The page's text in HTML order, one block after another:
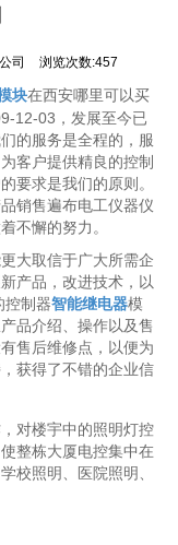
司 浏览次数:457
块在西安哪里可以买
12-03，发展至今已
的服务是全程的，服
客户提供精良的控制
要求是我们的原则。
销售遍布电工仪器仪
不懈的努力。
大取信于广大所需企
产品，改进技术，以
控制器智能继电器模
品介绍、操作以及售
售后维修点，以便为
获得了不错的企业信
对楼宇中的照明灯控
整栋大厦电控集中在
校照明、医院照明、